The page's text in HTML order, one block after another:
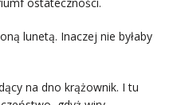
lunetą. Inaczej nie byłaby
na dno krążownik. I tu